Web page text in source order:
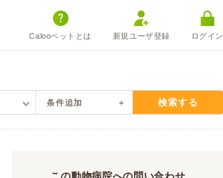
Calooペットとは 新規ユーザ登録 ログイン
条件追加 検索する